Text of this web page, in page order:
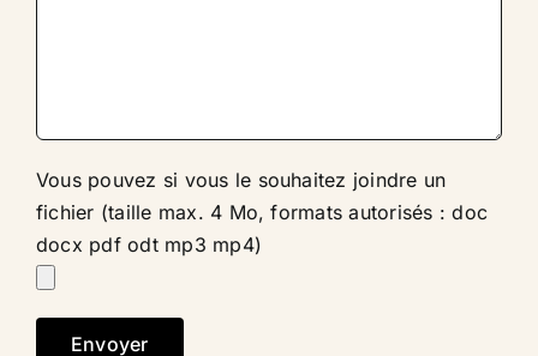
Vous pouvez si vous le souhaitez joindre un
fichier (taille max. 4 Mo, formats autorisés : doc
docx pdf odt mp3 mp4)